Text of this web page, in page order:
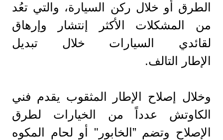
الطرق أو خلال ركن السيارة، والتي تعُد
من المشكلات الأكثر إنتشار وإرهاق
لقائدي السيارات خلال تبديل
الإطار التالف.
وخلال إصلاح الإطار المثقوب يقدم فني
الكاوتش عدداً من الخيارات لطرق
الإصلاح وتضم ”الخابور" أو لحام المكوه